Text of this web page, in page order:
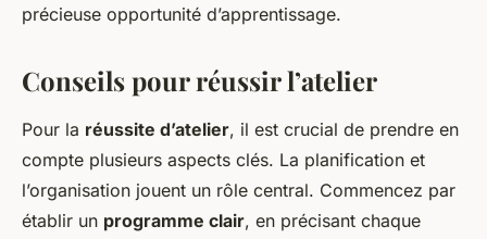
précieuse opportunité d’apprentissage.
Conseils pour réussir l’atelier
Pour la réussite d’atelier, il est crucial de prendre en
compte plusieurs aspects clés. La planification et
l’organisation jouent un rôle central. Commencez par
établir un programme clair, en précisant chaque